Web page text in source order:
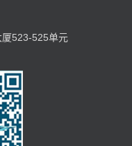
523-525单元